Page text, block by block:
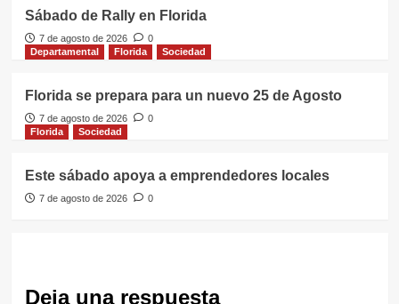
Sábado de Rally en Florida
7 de agosto de 2026
0
Departamental
Florida Sociedad
Florida se prepara para un nuevo 25 de Agosto
7 de agosto de 2026
0
Florida
Sociedad
Este sábado apoya a emprendedores locales
7 de agosto de 2026 0
Deja una respuesta